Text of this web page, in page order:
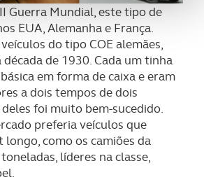
sociais, bem como para
no nosso website.
informação, relativa à sua
de publicidade e de análise, com
na UE e em países terceiros.
as transferências internacionais de
realizadas apenas com o seu
tal se afigure estritamente
dos serviços a prestar.
Guerra Mundial, este tipo de
EUA, Alemanha e França.
do tipo COE alemães,
de 1930. Cada um tinha
em forma de caixa e eram
a dois tempos de dois
foi muito bem-sucedido.
preferia veículos que
como os camiões da
líderes na classe,